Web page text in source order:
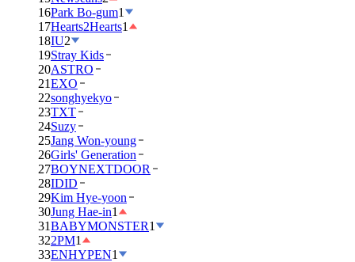
16Park Bo-gum1
17Hearts2Hearts1
18IU2
19Stray Kids
20ASTRO
21EXO
22songhyekyo
23TXT
24Suzy
25Jang Won-young
26Girls' Generation
27BOYNEXTDOOR
28IDID
29Kim Hye-yoon
30Jung Hae-in1
31BABYMONSTER1
322PM1
33ENHYPEN1